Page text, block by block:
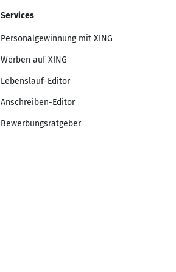
Services
Personalgewinnung mit XING
Werben auf XING
Lebenslauf-Editor
Anschreiben-Editor
Bewerbungsratgeber